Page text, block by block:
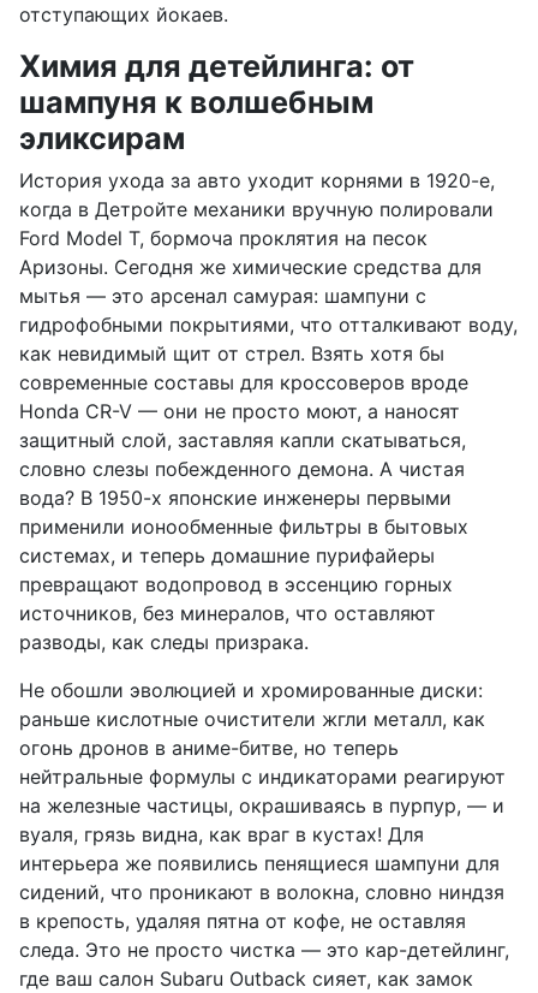
отступающих йокаев.
Химия для детейлинга: от
шампуня к волшебным
эликсирам
История ухода за авто уходит корнями в 1920-е,
когда в Детройте механики вручную полировали
Ford Model T, бормоча проклятия на песок
Аризоны. Сегодня же химические средства для
мытья — это арсенал самурая: шампуни с
гидрофобными покрытиями, что отталкивают воду,
как невидимый щит от стрел. Взять хотя бы
современные составы для кроссоверов вроде
Honda CR-V — они не просто моют, а наносят
защитный слой, заставляя капли скатываться,
словно слезы побежденного демона. А чистая
вода? В 1950-х японские инженеры первыми
применили ионообменные фильтры в бытовых
системах, и теперь домашние пурифайеры
превращают водопровод в эссенцию горных
источников, без минералов, что оставляют
разводы, как следы призрака.
Не обошли эволюцией и хромированные диски:
раньше кислотные очистители жгли металл, как
огонь дронов в аниме-битве, но теперь
нейтральные формулы с индикаторами реагируют
на железные частицы, окрашиваясь в пурпур, — и
вуаля, грязь видна, как враг в кустах! Для
интерьера же появились пенящиеся шампуни для
сидений, что проникают в волокна, словно ниндзя
в крепость, удаляя пятна от кофе, не оставляя
следа. Это не просто чистка — это кар-детейлинг,
где ваш салон Subaru Outback сияет, как замок